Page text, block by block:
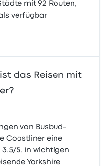
mit 92 Routen,
verfügbar
das Reisen mit
von Busbud-
Coastliner eine
5. In wichtigen
Yorkshire